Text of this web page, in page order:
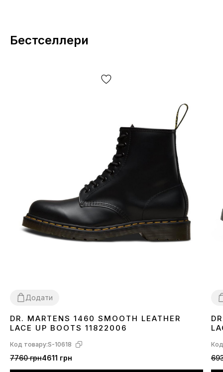
Бестселлери
Додати
36 373840 424344 45
DR. MARTENS 1460 SMOOTH LEATHER
LACE UP BOOTS 11822006
Код товару:S-10618
7760 грн4611 грн